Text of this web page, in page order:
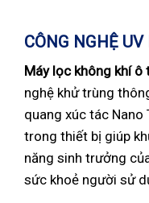
CÔNG NGHỆ
Máy lọc không khí ô
nghệ khử trùng
quang xúc tác Nano
trong thiết bị giúp
năng sinh trưởng
sức khoẻ người sử